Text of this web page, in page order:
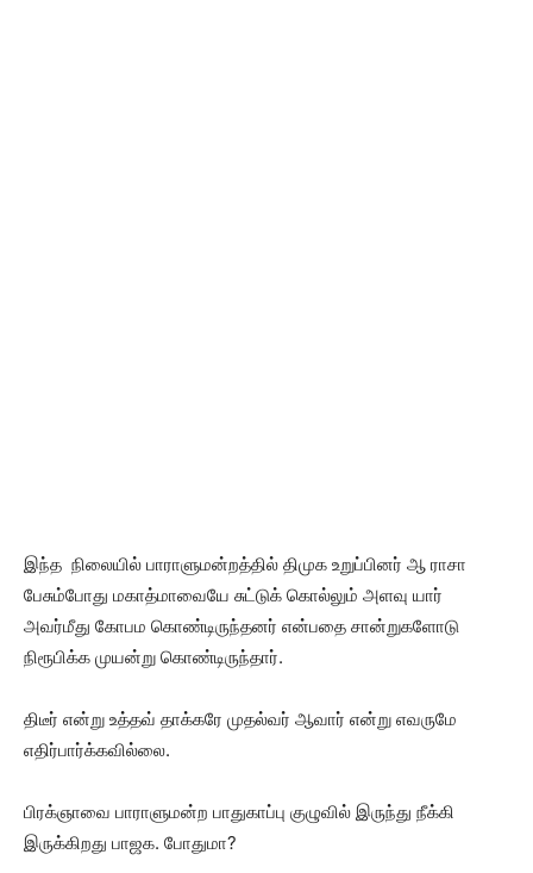
இந்த நிலையில் பாராளுமன்றத்தில் திமுக உறுப்பினர் ஆ ராசா
பேசும்போது மகாத்மாவையே சுட்டுக் கொல்லும் அளவு யார்
அவர்மீது கோபம கொண்டிருந்தனர் என்பதை சான்றுகளோடு
நிரூபிக்க முயன்று கொண்டிருந்தார்.
திடீர் என்று உத்தவ் தாக்கரே முதல்வர் ஆவார் என்று எவருமே
எதிர்பார்க்கவில்லை.
பிரக்ஞாவை பாராளுமன்ற பாதுகாப்பு குழுவில் இருந்து நீக்கி
இருக்கிறது பாஜக. போதுமா?